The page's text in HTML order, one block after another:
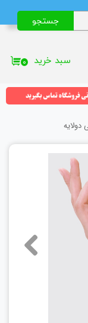
جستجو
۰ سبد خرید